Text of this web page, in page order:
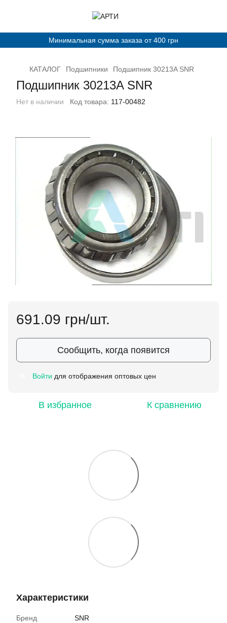
Минимальная сумма заказа от 400 грн
КАТАЛОГ Подшипники Подшипник 30213A SNR
Подшипник 30213A SNR
Нет в наличии Код товара: 117-00482
691.09 грн/шт.
Сообщить, когда появится
Войти для отображения оптовых цен
В избранное К сравнению
Характеристики
Бренд
SNR